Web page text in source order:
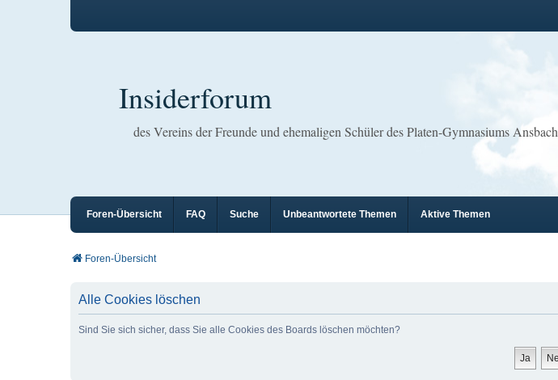
Insiderforum
des Vereins der Freunde und ehemaligen Schüler des Platen-Gymnasiums Ansbach
Foren-Übersicht FAQ Suche Unbeantwortete Themen Aktive Themen
Foren-Übersicht
Alle Cookies löschen
Sind Sie sich sicher, dass Sie alle Cookies des Boards löschen möchten?